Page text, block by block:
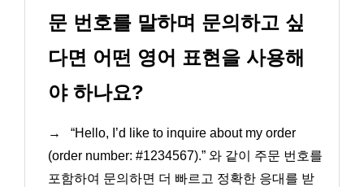
문 번호를 말하며 문의하고 싶
다면 어떤 영어 표현을 사용해
야 하나요?
→
“Hello, I’d like to inquire about my order
(order number: #1234567).” 와 같이 주문 번호를
포함하여 문의하면 더 빠르고 정확한 응대를 받